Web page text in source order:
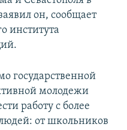
он, сообщает
института
государственной
молодежи
работу с более
от школьников